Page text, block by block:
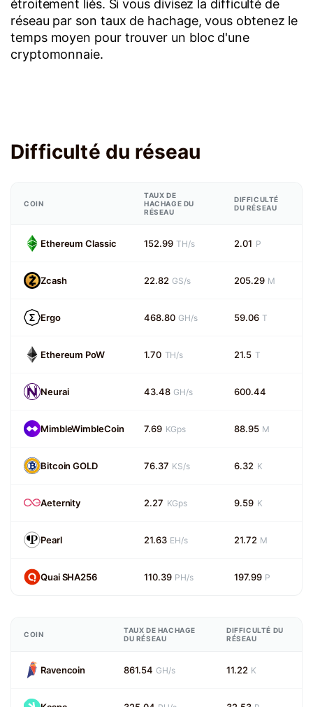
étroitement liés. Si vous divisez la difficulté de
réseau par son taux de hachage, vous obtenez le
temps moyen pour trouver un bloc d'une
cryptomonnaie.
Difficulté du réseau
COIN
TAUX DE
HACHAGE DU
RÉSEAU
DIFFICULTÉ
DU RÉSEAU
Ethereum Classic 152.99 TH/s 2.01 P
Zcash 22.82 GS/s 205.29 M
Ergo 468.80 GH/s 59.06 T
Ethereum PoW 1.70 TH/s 21.5 T
Neurai 43.48 GH/s 600.44
MimbleWimbleCoin 7.69 KGps 88.95 M
Bitcoin GOLD 76.37 KS/s 6.32 K
Aeternity 2.27 KGps 9.59 K
Pearl 21.63 EH/s 21.72 M
Quai SHA256 110.39 PH/s 197.99 P
COIN
TAUX DE HACHAGE
DU RÉSEAU
DIFFICULTÉ DU
RÉSEAU
Ravencoin 861.54 GH/s 11.22 K